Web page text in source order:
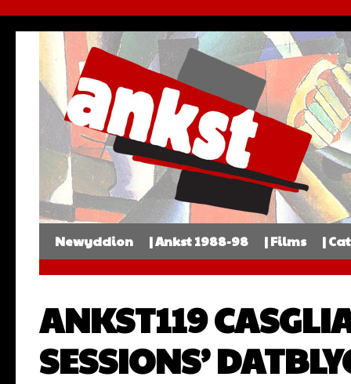
Newyddion | Ankst 1988-98 | Films |
ANKST119
SESSIONS’